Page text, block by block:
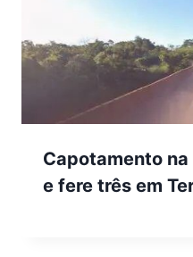
Capotamento
e fere três em